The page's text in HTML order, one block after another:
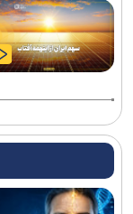
تاجدار و صادقی
دانایی دوباره
بودجه فوتبال؟
مدیرعامل